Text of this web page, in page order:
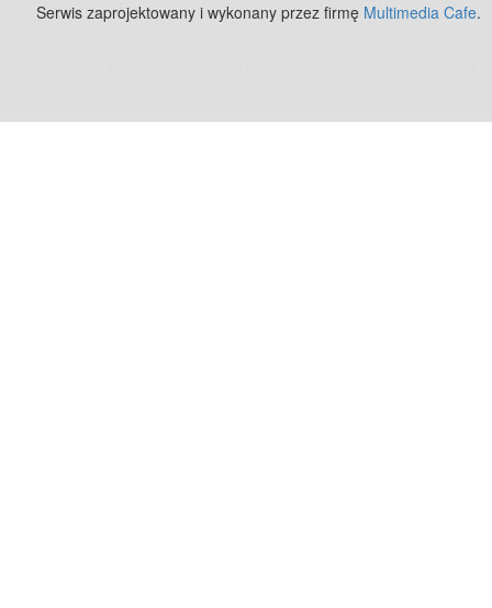
Serwis zaprojektowany i wykonany przez firmę Multimedia Cafe.